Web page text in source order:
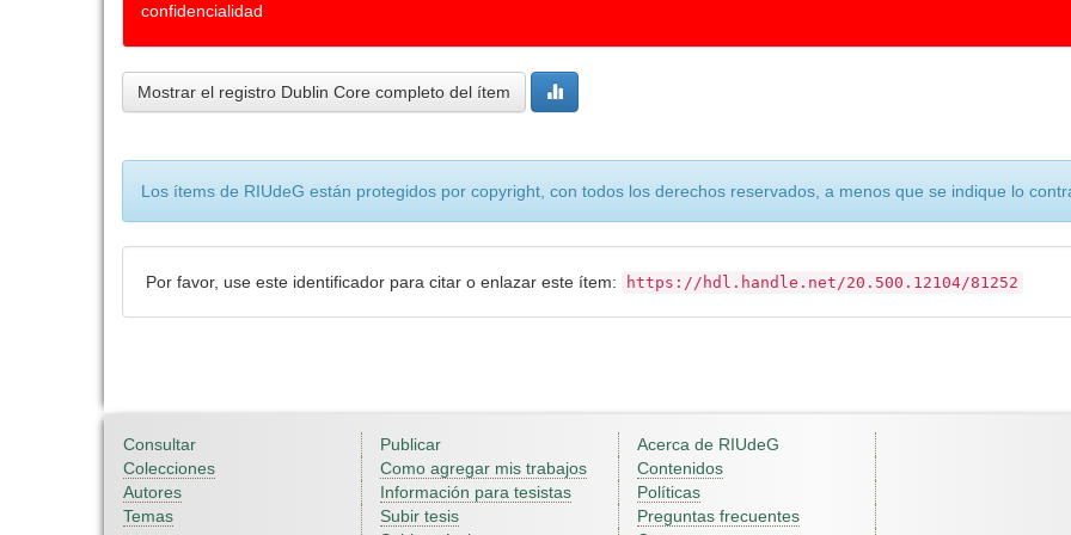
confidencialidad
Mostrar el registro Dublin Core completo del ítem
Los ítems de RIUdeG están protegidos por copyright, con todos los derechos reservados, a menos que se indique lo
Por favor, use este identificador para citar o enlazar este ítem: https://hdl.handle.net/20.500.12104/81252
Consultar
Colecciones
Autores
Temas
Publicar
Como agregar mis trabajos
Información para tesistas
Subir tesis
Acerca de RIUdeG
Contenidos
Políticas
Preguntas frecuentes